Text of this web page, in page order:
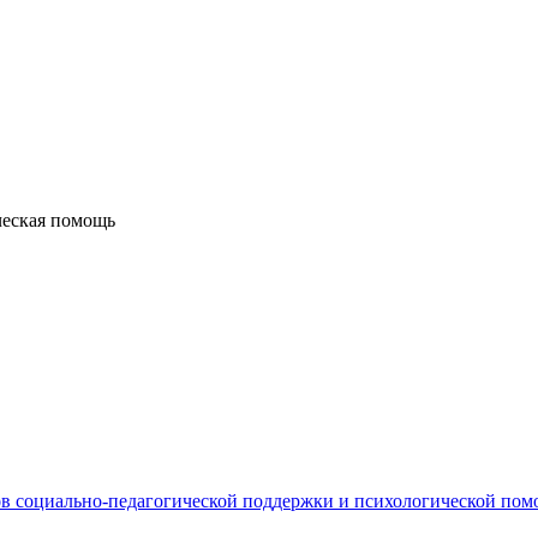
помощь
педагогической поддержки и психологической